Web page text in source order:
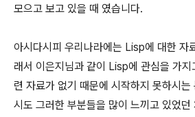
모으고 보고 있을 때 였습니다.
아시다시피 우리나라에는 Lisp에 대한 자
래서 이은지님과 같이 Lisp에 관심을 가
련 자료가 없기 때문에 시작하지 못하시는
시도 그러한 부분들을 많이 느끼고 있었